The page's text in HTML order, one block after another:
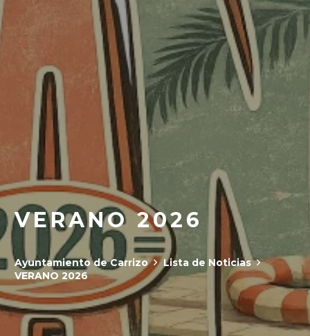
VERANO 2026
Ayuntamiento de Carrizo
Lista de Noticias
VERANO 2026